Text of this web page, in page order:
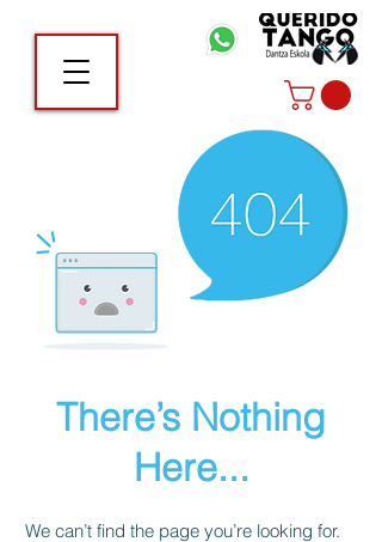
There’s Nothing
Here...
We can’t find the page you’re looking for.